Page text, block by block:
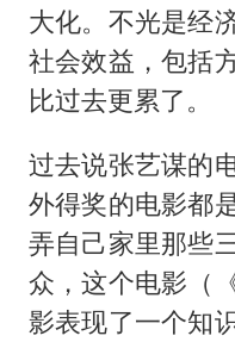
大化。不光是经
社会效益，包括
比过去更累了。
过去说张艺谋的
外得奖的电影都
弄自己家里那些
众，这个电影（
影表现了一个知